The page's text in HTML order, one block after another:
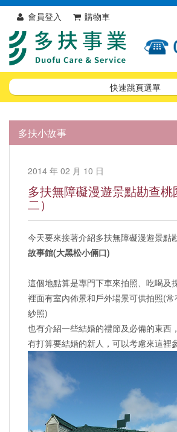
會員登入 購物車
快速跳頁選單
多扶小故事
2014 年 02 月 10 日
多扶無障礙漫遊景點勘查桃
二）
今天要來接著介紹多扶無障礙漫遊景點
故事館(大黑松小倆口)
這個地點算是專門下車來拍照、吃喝及
裡面有室內佈景和戶外場景可供拍照(
紗照)
也有介紹一些結婚的禮節及必備的東西，
有打算要結婚的新人，可以考慮來這裡